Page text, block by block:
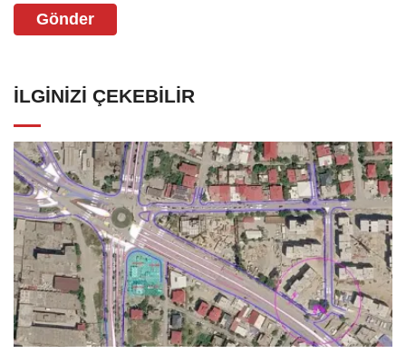
Gönder
İLGINIZI ÇEKEBILIR